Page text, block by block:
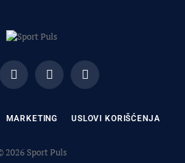
X
(Twitter)
InstagramPinterest
MARKETING USLOVI KORIŠĆENJA
2026 Sport Puls